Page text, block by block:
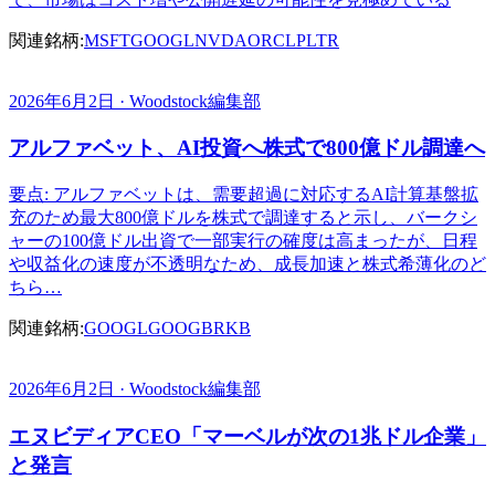
関連銘柄:MSFTGOOGLNVDAORCLPLTR
2026年6月2日 · Woodstock編集部
アルファベット、AI投資へ株式で800億ドル調達へ
要点: アルファベットは、需要超過に対応するAI計算基盤拡
充のため最大800億ドルを株式で調達すると示し、バークシ
ャーの100億ドル出資で一部実行の確度は高まったが、日程
や収益化の速度が不透明なため、成長加速と株式希薄化のど
ちら…
関連銘柄:GOOGLGOOGBRKB
2026年6月2日 · Woodstock編集部
エヌビディアCEO「マーベルが次の1兆ドル企業」
と発言